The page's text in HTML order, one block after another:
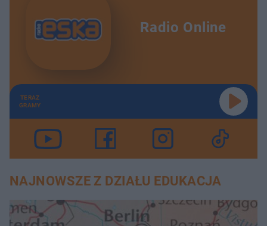
Radio Online
TERAZ
GRAMY
NAJNOWSZE Z DZIAŁU EDUKACJA